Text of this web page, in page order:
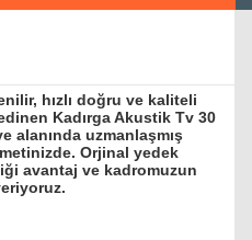
hızlı doğru ve kaliteli
Kadırga Akustik Tv 30
alanında uzmanlaşmış
Orjinal yedek
avantaj ve kadromuzun